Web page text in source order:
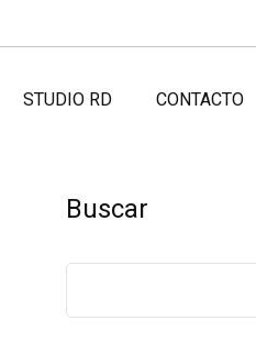
STUDIO RD CONTACTO
Buscar